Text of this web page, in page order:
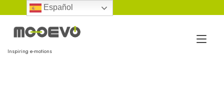
al
Inspiring e-motions
Español